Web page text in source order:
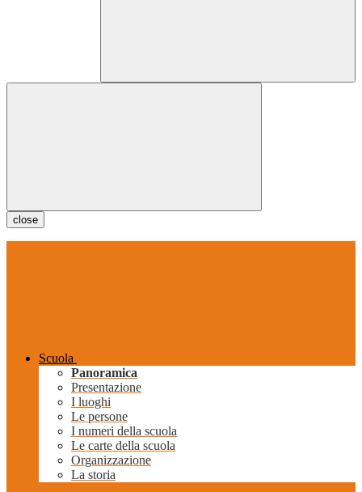
close
Scuola
Panoramica
Presentazione
I luoghi
Le persone
I numeri della scuola
Le carte della scuola
Organizzazione
La storia